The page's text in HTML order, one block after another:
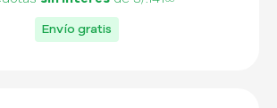
Envío gratis